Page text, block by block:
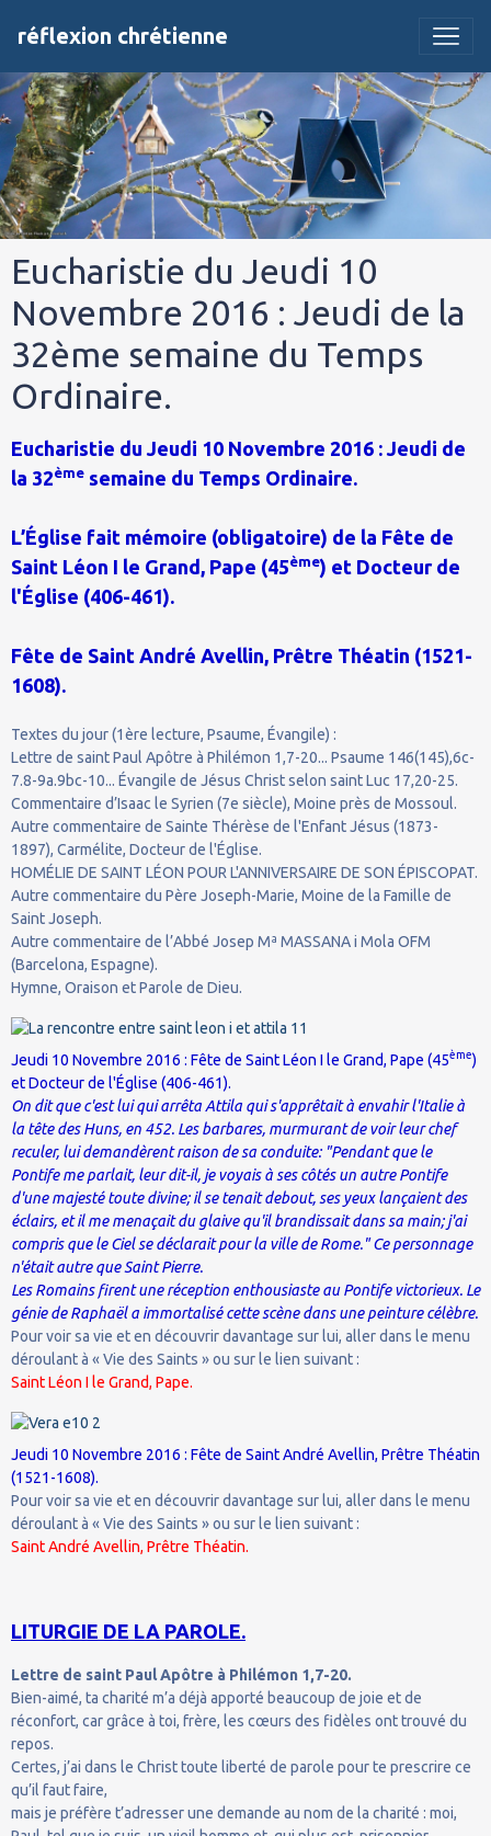
réflexion chrétienne
Eucharistie du Jeudi 10
Novembre 2016 : Jeudi de la
32ème semaine du Temps
Ordinaire.
Eucharistie du Jeudi 10 Novembre 2016 : Jeudi de
la 32ème semaine du Temps Ordinaire.
L’Église fait mémoire (obligatoire) de la Fête de
Saint Léon I le Grand, Pape (45ème) et Docteur de
l'Église (406-461).
Fête de Saint André Avellin, Prêtre Théatin (1521-
1608).
Textes du jour (1ère lecture, Psaume, Évangile) :
Lettre de saint Paul Apôtre à Philémon 1,7-20... Psaume 146(145),6c-
7.8-9a.9bc-10... Évangile de Jésus Christ selon saint Luc 17,20-25.
Commentaire d’Isaac le Syrien (7e siècle), Moine près de Mossoul.
Autre commentaire de Sainte Thérèse de l'Enfant Jésus (1873-
1897), Carmélite, Docteur de l'Église.
HOMÉLIE DE SAINT LÉON POUR L'ANNIVERSAIRE DE SON ÉPISCOPAT.
Autre commentaire du Père Joseph-Marie, Moine de la Famille de
Saint Joseph.
Autre commentaire de l’Abbé Josep Mª MASSANA i Mola OFM
(Barcelona, Espagne).
Hymne, Oraison et Parole de Dieu.
Jeudi 10 Novembre 2016 : Fête de Saint Léon I le Grand, Pape (45ème)
et Docteur de l'Église (406-461).
On dit que c'est lui qui arrêta Attila qui s'apprêtait à envahir l'Italie à
la tête des Huns, en 452. Les barbares, murmurant de voir leur chef
reculer, lui demandèrent raison de sa conduite: "Pendant que le
Pontife me parlait, leur dit-il, je voyais à ses côtés un autre Pontife
d'une majesté toute divine; il se tenait debout, ses yeux lançaient des
éclairs, et il me menaçait du glaive qu'il brandissait dans sa main; j'ai
compris que le Ciel se déclarait pour la ville de Rome." Ce personnage
n'était autre que Saint Pierre.
Les Romains firent une réception enthousiaste au Pontife victorieux. Le
génie de Raphaël a immortalisé cette scène dans une peinture célèbre.
Pour voir sa vie et en découvrir davantage sur lui, aller dans le menu
déroulant à « Vie des Saints » ou sur le lien suivant :
Saint Léon I le Grand, Pape.
Jeudi 10 Novembre 2016 : Fête de Saint André Avellin, Prêtre Théatin
(1521-1608).
Pour voir sa vie et en découvrir davantage sur lui, aller dans le menu
déroulant à « Vie des Saints » ou sur le lien suivant :
Saint André Avellin, Prêtre Théatin.
LITURGIE DE LA PAROLE.
Lettre de saint Paul Apôtre à Philémon 1,7-20.
Bien-aimé, ta charité m’a déjà apporté beaucoup de joie et de
réconfort, car grâce à toi, frère, les cœurs des fidèles ont trouvé du
repos.
Certes, j’ai dans le Christ toute liberté de parole pour te prescrire ce
qu’il faut faire,
mais je préfère t’adresser une demande au nom de la charité : moi,